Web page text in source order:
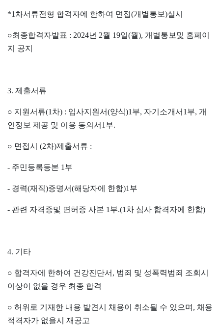
*1 차서류전형 합격자에 한하여 면접(개별통보)실시
○최종합격자발표 : 2024년 2월 19일(월), 개별통보및 홈페이
지 공지
3. 제출서류
○ 지원서류(1 차) : 입사지원서(양식)1 부, 자기소개서 1 부, 개
인정보 제공 및 이용 동의서 1 부.
○ 면접시 (2차)제출서류 :
- 주민등록등본 1 부
- 경력(재직)증명서(해당자에 한함)1 부
- 관련 자격증및 면허증 사본 1 부.(1 차 심사 합격자에 한함)
4. 기타
○ 합격자에 한하여 건강진단서 , 범죄 및 성폭력범죄 조회시
이상이 없을 경우 최종 합격
○ 허위로 기재한 내용 발견시 채용이 취소될 수 있으며 , 채용
적격자가 없을시 재공고